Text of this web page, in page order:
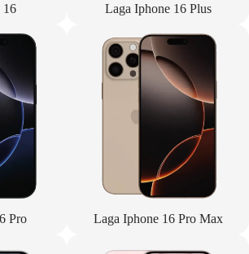
16 Laga Iphone 16 Plus
Pro Laga Iphone 16 Pro Max